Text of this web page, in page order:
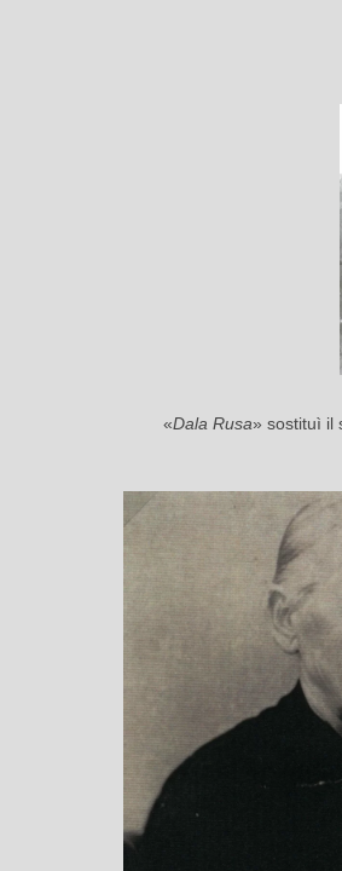
«Dala Rusa» sostituì il